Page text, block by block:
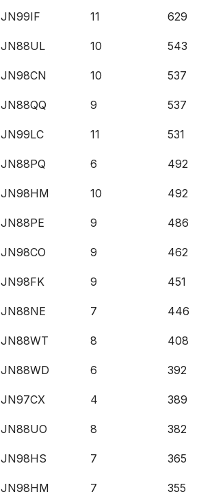
JN99IF 11 629
JN88UL 10 543
JN98CN 10 537
JN88QQ 9 537
JN99LC 11 531
JN88PQ 6 492
JN98HM 10 492
JN88PE 9 486
JN98CO 9 462
JN98FK 9 451
JN88NE 7 446
JN88WT 8 408
JN88WD 6 392
JN97CX 4 389
JN88UO 8 382
JN98HS 7 365
JN98HM 7 355